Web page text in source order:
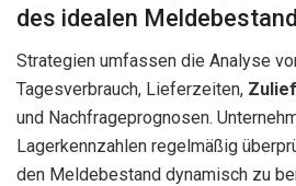
des idealen
Strategien umfassen die Analyse
Tagesverbrauch, Lieferzeiten,
und Nachfrageprognosen.
Lagerkennzahlen regelmäßig
den Meldebestand dynamisch zu